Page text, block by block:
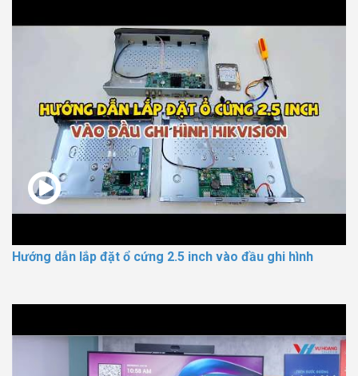
Hướng dẫn lắp đặt ổ cứng 2.5 inch vào đầu ghi hình